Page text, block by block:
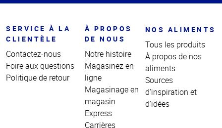
SERVICE À LA
CLIENTÈLE
Contactez-nous
Foire aux questions
Politique de retour
À PROPOS
DE NOUS
Notre histoire
Magasinez en
ligne
Magasinage en
magasin
Express
Carrières
NOS ALIMENTS
Tous les produits
À propos de nos
aliments
Sources
d'inspiration et
d'idées